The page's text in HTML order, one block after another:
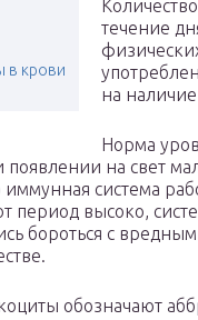
в крови
течение
на
Норма
появлении на свет
система
период высоко,
бороться с
обозначают